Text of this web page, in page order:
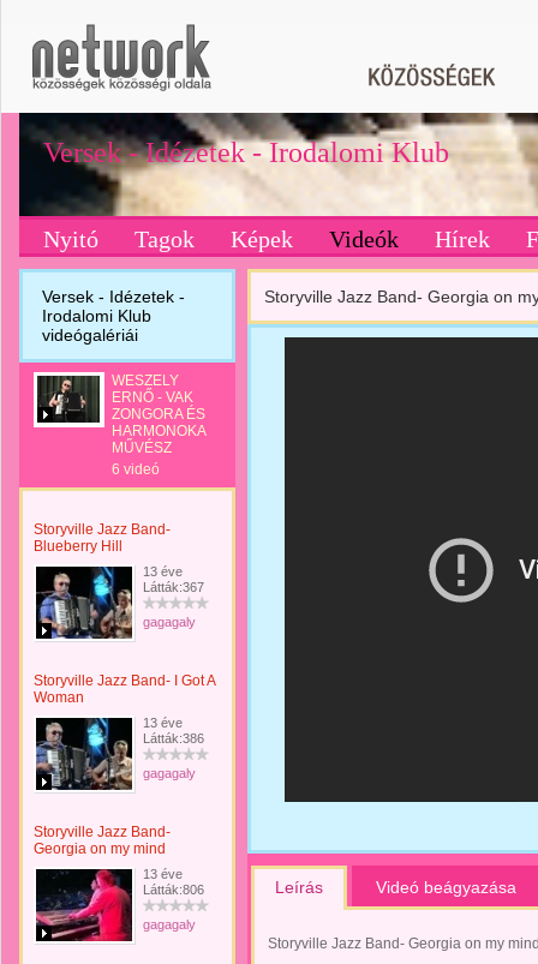
Versek - Idézetek - Irodalomi Klub
Nyitó Tagok Képek Videók Hírek
Versek - Idézetek -
Irodalomi Klub
videógalériái
WESZELY
ERNŐ - VAK
ZONGORA ÉS
HARMONOKA
MŰVÉSZ
6 videó
Storyville Jazz Band-
Blueberry Hill
13 éve
Látták:367
gagagaly
Storyville Jazz Band- I Got A
Woman
13 éve
Látták:386
gagagaly
Storyville Jazz Band-
Georgia on my mind
13 éve
Látták:806
gagagaly
Storyville Jazz Band- Georgia on
Leírás Videó beágyazása
Storyville Jazz Band- Georgia on my